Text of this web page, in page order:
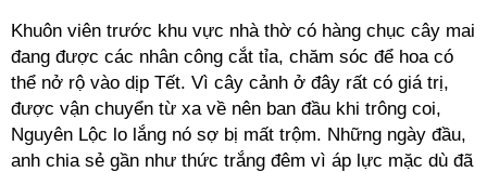
Khuôn viên trước khu vực nhà thờ có hàng chục cây mai
đang được các nhân công cắt tỉa, chăm sóc để hoa có
thể nở rộ vào dịp Tết. Vì cây cảnh ở đây rất có giá trị,
được vận chuyển từ xa về nên ban đầu khi trông coi,
Nguyên Lộc lo lắng nó sợ bị mất trộm. Những ngày đầu,
anh chia sẻ gần như thức trắng đêm vì áp lực mặc dù đã